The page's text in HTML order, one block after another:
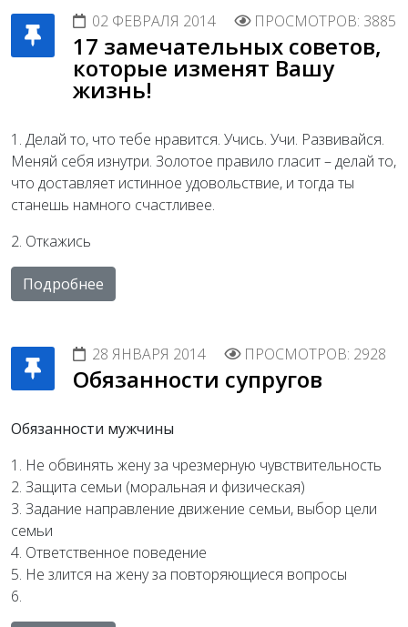
02 ФЕВРАЛЯ 2014 ПРОСМОТРОВ: 3885
17 замечательных советов,
которые изменят Вашу
жизнь!
1. Делай то, что тебе нравится. Учись. Учи. Развивайся.
Меняй себя изнутри. Золотое правило гласит – делай то,
что доставляет истинное удовольствие, и тогда ты
станешь намного счастливее.
2. Откажись
Подробнее
28 ЯНВАРЯ 2014 ПРОСМОТРОВ: 2928
Обязанности супругов
Обязанности мужчины
1. Не обвинять жену за чрезмерную чувствительность
2. Защита семьи (моральная и физическая)
3. Задание направление движение семьи, выбор цели
семьи
4. Ответственное поведение
5. Не злится на жену за повторяющиеся вопросы
6.